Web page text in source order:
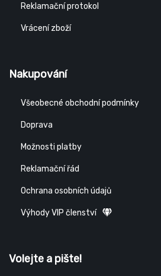
Reklamační protokol
Vrácení zboží
Nakupování
Všeobecné obchodní podmínky
Doprava
Možnosti platby
Reklamační řád
Ochrana osobních údajů
Výhody VIP členství
Volejte a pište!